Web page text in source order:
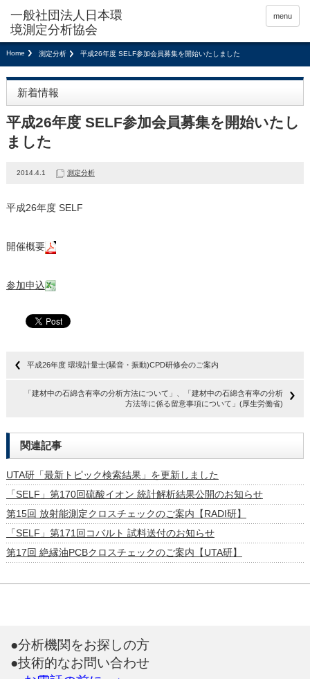
menu
Home 測定分析 平成26年度 SELF参加会員募集を開始いたしました
新着情報
平成26年度 SELF参加会員募集を開始いたし
ました
2014.4.1 測定分析
平成26年度 SELF
開催概要
参加申込
平成26年度 環境計量士(騒音・振動)CPD研修会のご案内
「建材中の石綿含有率の分析方法について」、「建材中の石綿含有率の分析
方法等に係る留意事項について」(厚生労働省)
関連記事
UTA研「最新トピック検索結果」を更新しました
「SELF」第170回硫酸イオン 統計解析結果公開のお知らせ
第15回 放射能測定クロスチェックのご案内【RADI研】
「SELF」第171回コバルト 試料送付のお知らせ
第17回 絶縁油PCBクロスチェックのご案内【UTA研】
●分析機関をお探しの方
●技術的なお問い合わせ